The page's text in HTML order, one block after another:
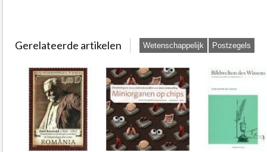
Gerelateerde artikelen Wetenschappelijk Postzegels